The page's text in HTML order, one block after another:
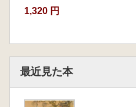
1,320 円
最近見た本